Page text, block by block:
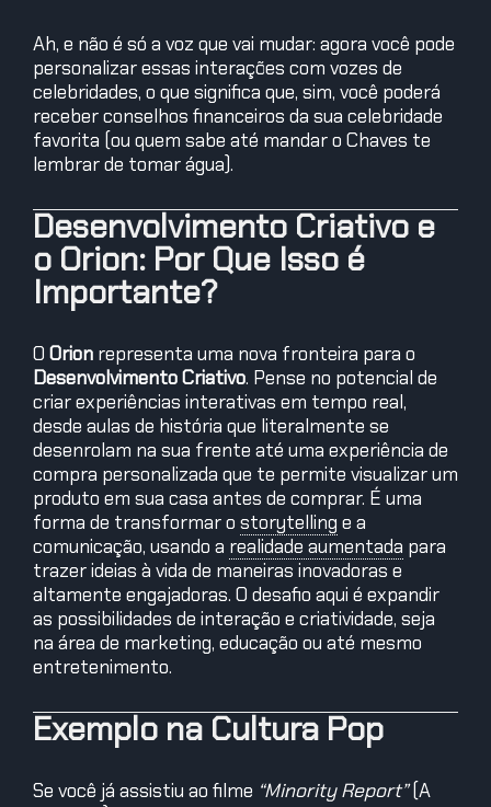
Ah, e não é só a voz que vai mudar: agora você pode
personalizar essas interações com vozes de
celebridades, o que significa que, sim, você poderá
receber conselhos financeiros da sua celebridade
favorita (ou quem sabe até mandar o Chaves te
lembrar de tomar água).
Desenvolvimento Criativo e
o Orion: Por Que Isso é
Importante?
O Orion representa uma nova fronteira para o
Desenvolvimento Criativo. Pense no potencial de
criar experiências interativas em tempo real,
desde aulas de história que literalmente se
desenrolam na sua frente até uma experiência de
compra personalizada que te permite visualizar um
produto em sua casa antes de comprar. É uma
forma de transformar o storytelling e a
comunicação, usando a realidade aumentada para
trazer ideias à vida de maneiras inovadoras e
altamente engajadoras. O desafio aqui é expandir
as possibilidades de interação e criatividade, seja
na área de marketing, educação ou até mesmo
entretenimento.
Exemplo na Cultura Pop
Se você já assistiu ao filme “Minority Report”(A